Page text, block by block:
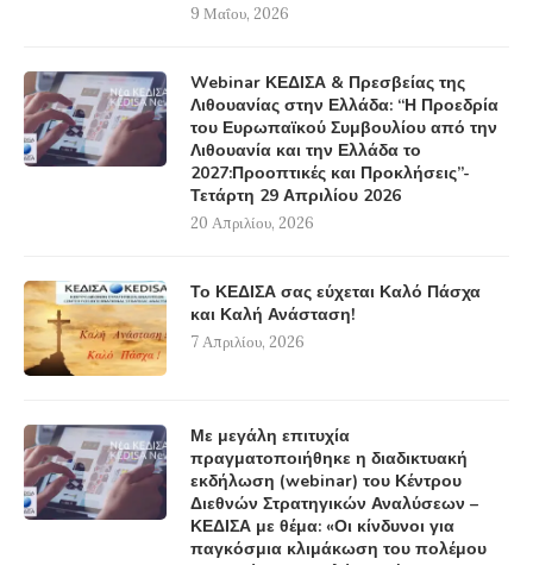
9 Μαΐου, 2026
Webinar ΚΕΔΙΣΑ & Πρεσβείας της
Λιθουανίας στην Ελλάδα: “Η Προεδρία
του Ευρωπαϊκού Συμβουλίου από την
Λιθουανία και την Ελλάδα το
2027:Προοπτικές και Προκλήσεις”-
Τετάρτη 29 Απριλίου 2026
20 Απριλίου, 2026
Το ΚΕΔΙΣΑ σας εύχεται Καλό Πάσχα
και Καλή Ανάσταση!
7 Απριλίου, 2026
Με μεγάλη επιτυχία
πραγματοποιήθηκε η διαδικτυακή
εκδήλωση (webinar) του Κέντρου
Διεθνών Στρατηγικών Αναλύσεων –
ΚΕΔΙΣΑ με θέμα: «Οι κίνδυνοι για
παγκόσμια κλιμάκωση του πολέμου